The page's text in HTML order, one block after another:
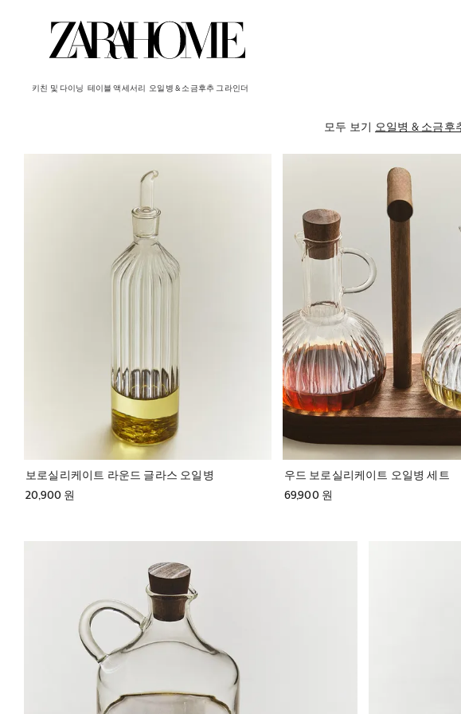
키친 및 다이닝 테이블 액세서리 오일병 & 소금후추 그라인더
모두 보기 오일병 & 소금후
보로실리케이트 라운드 글라스 오일병
20,900 원
이미지가 1 중 7(으)로 변경되었습니다
우드 보로실리케이트 오일병 세트
69,900 원
이미지가 1 중 6(으)로 변경되었습니
이미지가 1 중 5(으)로 변경되었습니다 이미지가 1 중 6(